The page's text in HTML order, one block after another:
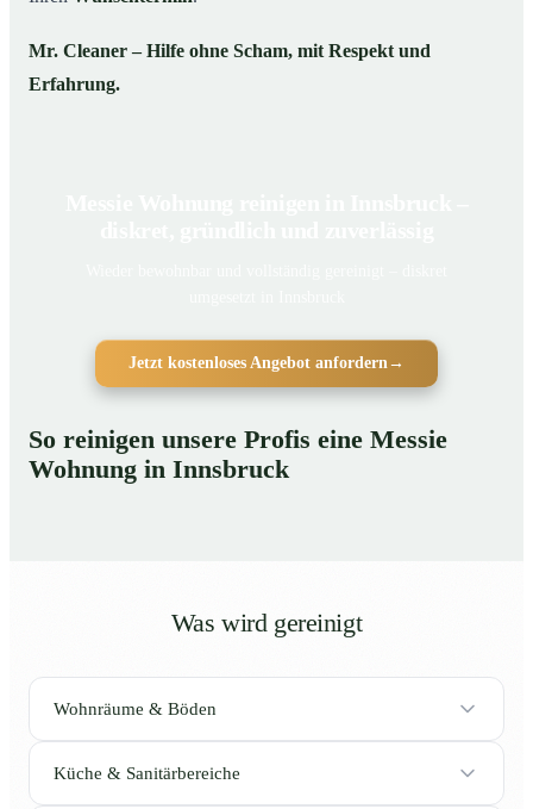
Mr. Cleaner – Hilfe ohne Scham, mit Respekt und
Erfahrung.
Jetzt kostenloses Angebot anfordern→
So reinigen unsere Profis eine Messie
Wohnung in Innsbruck
Was wird gereinigt
Wohnräume & Böden
Küche & Sanitärbereiche